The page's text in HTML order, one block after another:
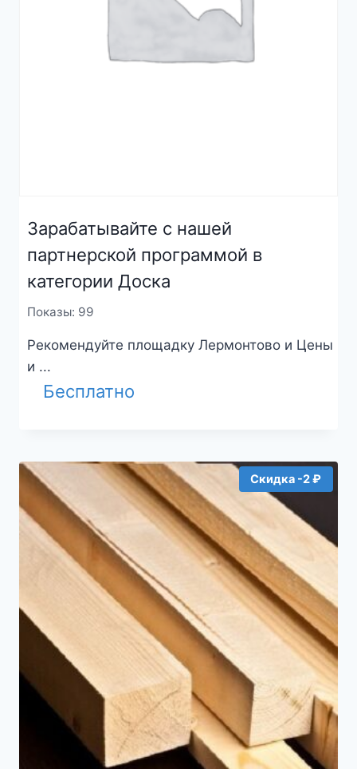
Зарабатывайте с нашей
партнерской программой в
категории Доска
Показы: 99
Рекомендуйте площадку Лермонтово и Цены
и ...
Бесплатно
Скидка -2 ₽